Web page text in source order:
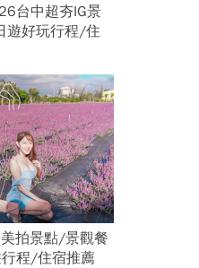
台中超夯IG景
好玩行程/住
拍景點/景觀餐
程/住宿推薦